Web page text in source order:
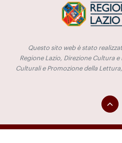
Questo sito web è stato
Regione Lazio, Direzione Cultura
Culturali e Promozione della